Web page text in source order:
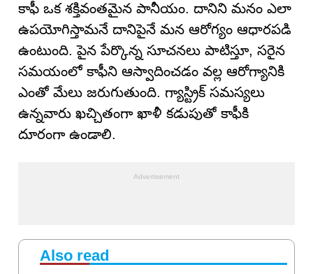
కాఫీ ఒక శక్తివంతమైన పానీయం. దానిని మనం ఎలా
ఉపయోగిస్తామనే దానిపైనే మన ఆరోగ్యం ఆధారపడి
ఉంటుంది. పైన పేర్కొన్న సూచనలు పాటిస్తూ, సరైన
సమయంలో కాఫీని ఆస్వాదించడం వల్ల ఆరోగ్యానికి
ఎంతో మేలు జరుగుతుంది. గ్యాస్ట్రిక్ సమస్యలు
ఉన్నవారు ఖచ్చితంగా ఖాళీ కడుపుతో కాఫీకి
దూరంగా ఉండాలి.
Also read